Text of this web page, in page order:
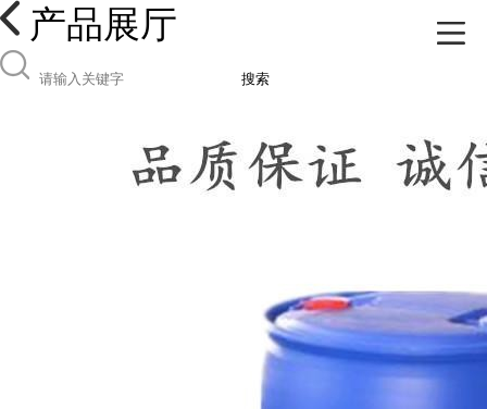
产品展厅
搜索